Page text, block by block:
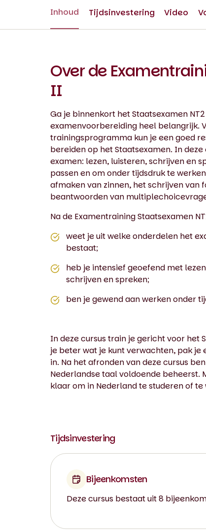
Inhoud Tijdsinvestering Video
Over de
II
Ga je binnenkort het Staatsexamen
examenvoorbereiding heel belangrijk.
trainingsprogramma kun je een goed
bereiden op het Staatsexamen. In
examen: lezen, luisteren, schrijven en
passen en om onder tijdsdruk te
afmaken van zinnen, het schrijven
beantwoorden van
Na de Examentraining Staatsexamen
weet je uit welke onderdelen het
bestaat;
heb je intensief geoefend met
schrijven en spreken;
ben je gewend aan werken onder
In deze cursus train je gericht voor het
je beter wat je kunt verwachten, pak
in. Na het afronden van deze cursus
Nederlandse taal voldoende beheerst.
klaar om in Nederland te studeren of te
Tijdsinvestering
Bijeenkomsten
Deze cursus bestaat uit 8